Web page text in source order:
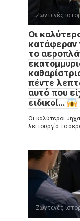
Ζωντανές
Οι
κατάφεραν
το
πέντε
αυτό που
ειδικοί…
Οι καλύτεροι
λειτουργία το
Ζωντανές